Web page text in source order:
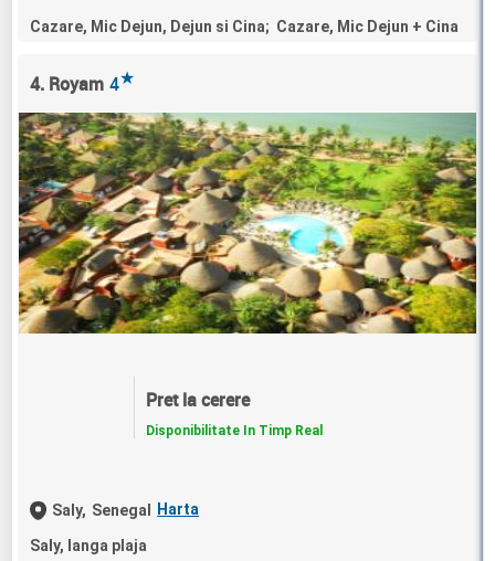
Cazare, Mic Dejun, Dejun si Cina; Cazare, Mic Dejun + Cina
4. Royam 4★
Pret la cerere
Disponibilitate In Timp Real
Saly, Senegal Harta
Saly, langa plaja